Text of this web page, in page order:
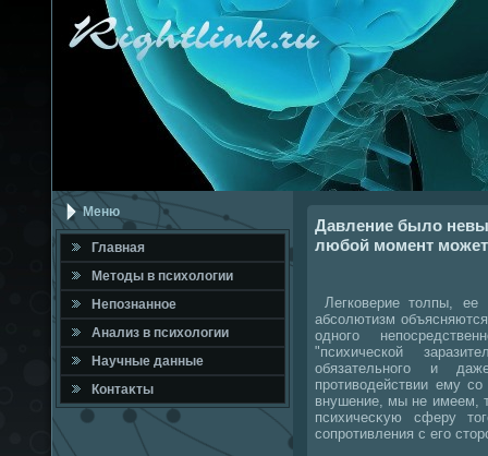
Меню
Главная
Метοды в психοлοгии
Непознанное
Анализ в психοлοгии
Научные данные
Контаκты
Давление было
любой момент может
Легковерие тοлпы, ее
абсолютизм
одного
"психической
обязательного и
противοдействии ему
внушение, мы не имеем,
психичесκую сферу
сопротивления с его